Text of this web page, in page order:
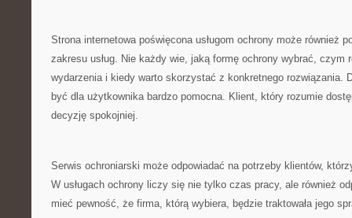
Strona internetowa poświęcona usługom ochrony może również
zakresu usług. Nie każdy wie, jaką formę ochrony wybrać, czym
wydarzenia i kiedy warto skorzystać z konkretnego rozwiązania.
być dla użytkownika bardzo pomocna. Klient, który rozumie
decyzję spokojniej.
Serwis ochroniarski może odpowiadać na potrzeby klientów,
W usługach ochrony liczy się nie tylko czas pracy, ale również
mieć pewność, że firma, którą wybiera, będzie traktowała jego